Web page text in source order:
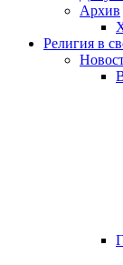
Архив
Религия в